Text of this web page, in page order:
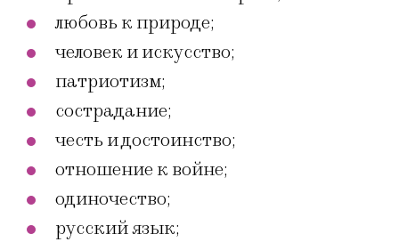
любовь к природе;
человек и искусство;
патриотизм;
сострадание;
честь и достоинство;
отношение к войне;
одиночество;
русский язык;